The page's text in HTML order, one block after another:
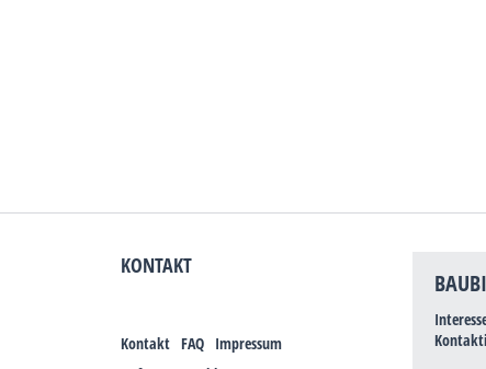
KONTAKT
Kontakt FAQ Impressum